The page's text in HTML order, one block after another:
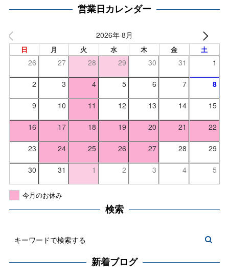
営業日カレンダー
2026年 8月
日 月 火 水 木 金 土
26 27 28 29 30 31 1
2 3 4 5 6 7 8
9 10 11 12 13 14 15
16 17 18 19 20 21 22
23 24 25 26 27 28 29
30 31 1 2 3 4 5
今月のお休み
検索
新着ブログ